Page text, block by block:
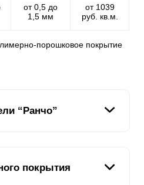
от 0,5 до
1,5 мм
от 1039
руб. кв.м.
порошковое покрытие
“Ранчо”
в комбинированном
ограждения похож на
покрытия